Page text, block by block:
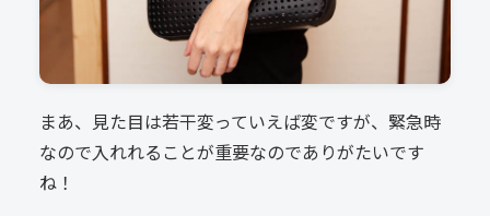
まあ、見た目は若干変っていえば変ですが、緊急時
なので入れれることが重要なのでありがたいです
ね！